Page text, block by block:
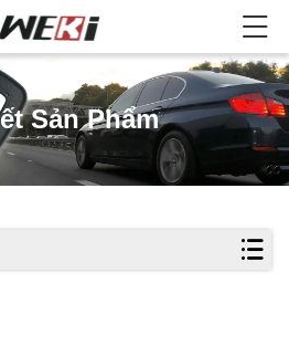
Sản Phẩm